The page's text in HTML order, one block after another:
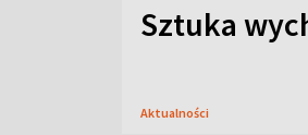
Sztuka
Aktualności